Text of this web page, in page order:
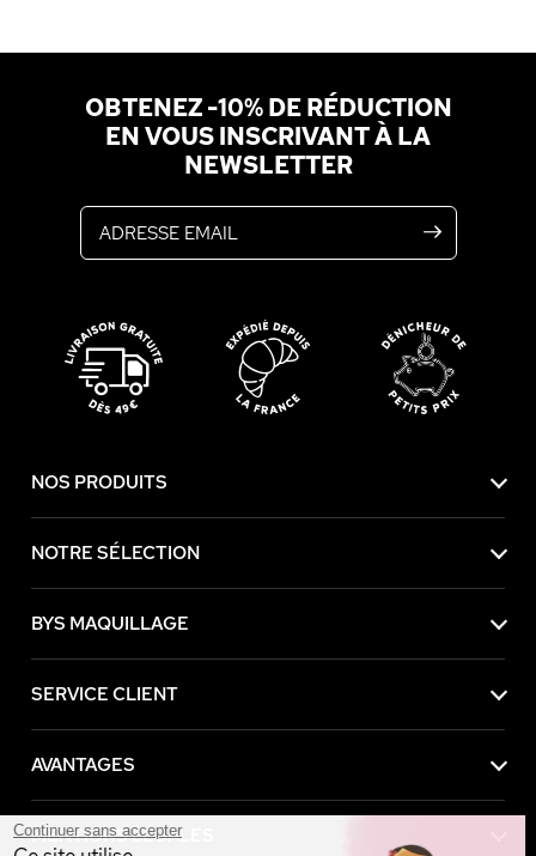
OBTENEZ -10% DE RÉDUCTION
EN VOUS INSCRIVANT À LA
NEWSLETTER
NOS PRODUITS
NOTRE SÉLECTION
BYS MAQUILLAGE
SERVICE CLIENT
AVANTAGES
MENTIONS LÉGALES
Continuer sans accepter